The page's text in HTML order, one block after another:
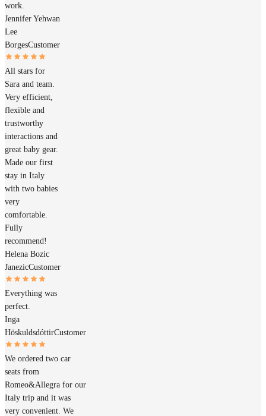
work.
Jennifer Yehwan
Lee
BorgesCustomer
All stars for
Sara and team.
Very efficient,
flexible and
trustworthy
interactions and
great baby gear.
Made our first
stay in Italy
with two babies
very
comfortable.
Fully
recommend!
Helena Bozic
JanezicCustomer
Everything was
perfect.
Inga
HöskuldsdóttirCustomer
We ordered two car
seats from
Romeo&Allegra for our
Italy trip and it was
very convenient. We